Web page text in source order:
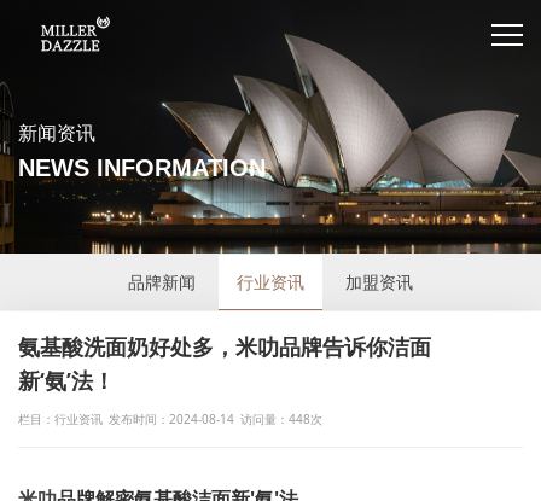
新闻资讯
NEWS INFORMATION
品牌新闻 行业资讯 加盟资讯
氨基酸洗面奶好处多，米叻品牌告诉你洁面
新‘氨’法！
栏目：行业资讯 发布时间：2024-08-14 访问量：448次